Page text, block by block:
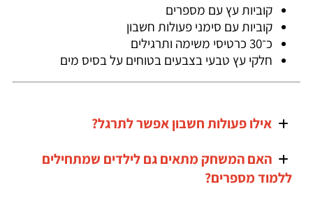
קוביות עץ עם מספרים
קוביות עם סימני פעולות חשבון
כ־30 כרטיסי משימה ותרגילים
חלקי עץ טבעי בצבעים בטוחים על בסיס מים
אילו פעולות חשבון אפשר לתרגל?
האם המשחק מתאים גם לילדים שמתחילים
ללמוד מספרים?